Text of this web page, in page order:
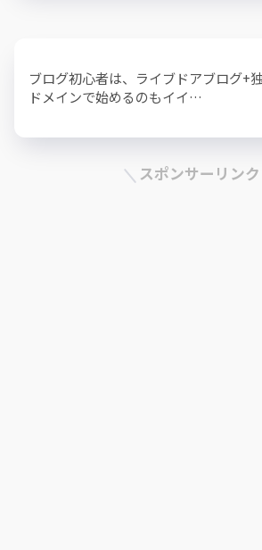
ブログ初心者は、ライブドアブログ+
ドメインで始めるのもイイ…
スポンサーリンク